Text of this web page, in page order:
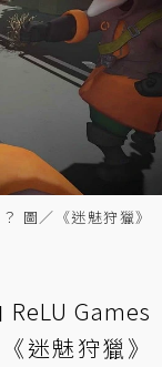
圖／《迷魅狩獵》
Games
迷魅狩獵》